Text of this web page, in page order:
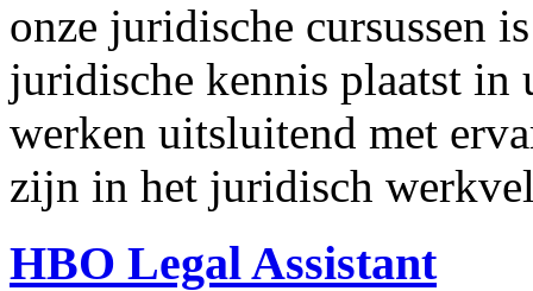
onze juridische cursussen
juridische kennis plaatst
werken uitsluitend met
zijn in het juridisch
HBO Legal Assistant